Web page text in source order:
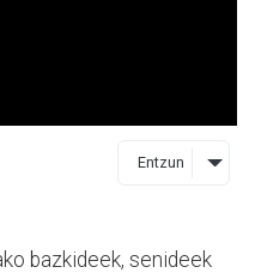
Entzun
bazkideek, senideek